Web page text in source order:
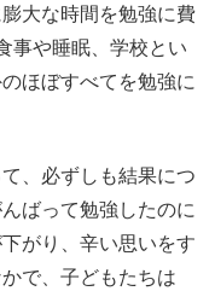
大な時間を勉強に費
事や睡眠、学校とい
ほぼすべてを勉強に
、必ずしも結果につ
ばって勉強したのに
がり、辛い思いをす
で、子どもたちは